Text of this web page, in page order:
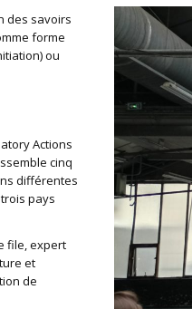
des savoirs
forme
ou
Actions
cinq
différentes
pays
file, expert
et
de